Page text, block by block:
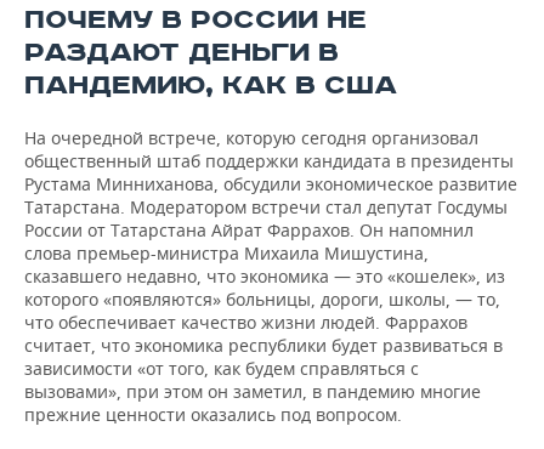
ЭНЕРГЕТИКА
ТЕЛЕКОММУНИКАЦИИ
БИЗНЕС-БРАНЧИ
ОТКРЫТАЯ ЛЕКЦИЯ
ФУТБОЛ
БАСКЕТБОЛ
ВОЛЕЙБОЛ
КИБЕРСПОРТ
ФИГУРНОЕ КАТАНИЕ
ВОДНЫЕ ВИДЫ СПОРТА
НОВОСТИ ОБЩЕСТВА
ИНФРАСТРУКТУРА
ИСТОРИЯ
КУЛЬТУРА
МЕДИЦИНА
ОБРАЗОВАНИЕ
ФОТОГАЛЕРЕЯ
СПРАВОЧНИК
СПИСОК ПЕРСОН
СПИСОК КОМПАНИЙ
ПОЛНАЯ ВЕРСИЯ
ПОЧЕМУ В РОССИИ НЕ
РАЗДАЮТ ДЕНЬГИ В
ПАНДЕМИЮ, КАК В США
На очередной встрече, которую сегодня организовал
общественный штаб поддержки кандидата в президенты
Рустама Минниханова, обсудили экономическое развитие
Татарстана. Модератором встречи стал депутат Госдумы
России от Татарстана Айрат Фаррахов. Он напомнил
слова премьер-министра Михаила Мишустина,
сказавшего недавно, что экономика — это «кошелек», из
которого «появляются» больницы, дороги, школы, — то,
что обеспечивает качество жизни людей. Фаррахов
считает, что экономика республики будет развиваться в
зависимости «от того, как будем справляться с
вызовами», при этом он заметил, в пандемию многие
прежние ценности оказались под вопросом.